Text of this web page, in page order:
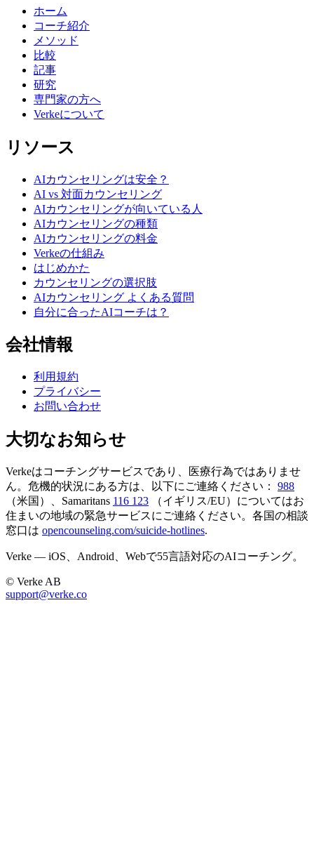
ホーム
コーチ紹介
メソッド
比較
記事
研究
専門家の方へ
Verkeについて
リソース
AIカウンセリングは安全？
AI vs 対面カウンセリング
AIカウンセリングが向いている人
AIカウンセリングの種類
AIカウンセリングの料金
Verkeの仕組み
はじめかた
カウンセリングの選択肢
AIカウンセリング よくある質問
自分に合ったAIコーチは？
会社情報
利用規約
プライバシー
お問い合わせ
大切なお知らせ
Verkeはコーチングサービスであり、医療行為ではありませ
ん。危機的状況にある方は、以下にご連絡ください：
988
（米国）、Samaritans 116 123
（イギリス/EU）についてはお
住まいの地域の緊急サービスにご連絡ください。各国の相談
窓口は opencounseling.com/suicide-hotlines.
Verke — iOS、Android、Webで55言語対応のAIコーチング。
© Verke AB
support@verke.co